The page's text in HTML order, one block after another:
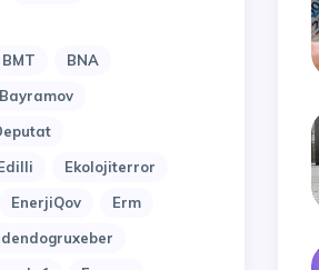
BMT
BNA
Ekolojiterror
EnerjiQov
Erm